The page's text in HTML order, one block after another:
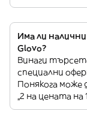
Има ли
Glovo?
Винаги
специални
Понякога може
„2 на цената